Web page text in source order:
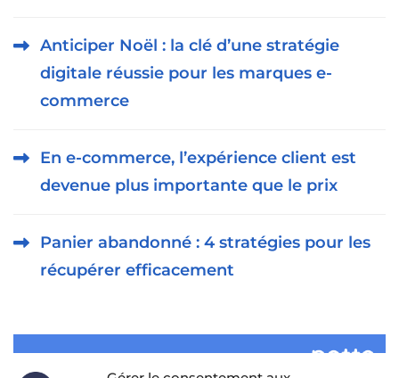
Anticiper Noël : la clé d’une stratégie
digitale réussie pour les marques e-
commerce
En e-commerce, l’expérience client est
devenue plus importante que le prix
Panier abandonné : 4 stratégies pour les
récupérer efficacement